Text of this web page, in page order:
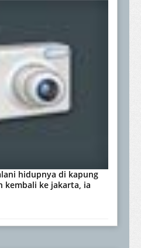
hidupnya di kapung
kembali ke jakarta, ia